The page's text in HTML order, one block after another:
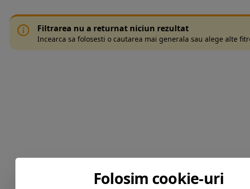
Filtrarea nu a returnat niciun rezultat
Incearca sa folosesti o cautarea mai generala sau alege alte
Folosim cookie-uri